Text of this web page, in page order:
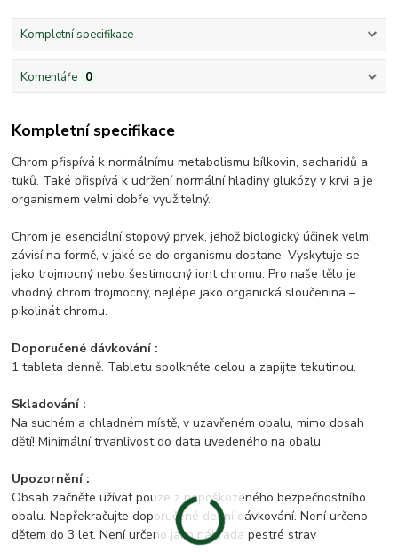
Kompletní specifikace
Komentáře 0
Kompletní specifikace
Chrom přispívá k normálnímu metabolismu bílkovin, sacharidů a
tuků. Také přispívá k udržení normální hladiny glukózy v krvi a je
organismem velmi dobře využitelný.
Chrom je esenciální stopový prvek, jehož biologický účinek velmi
závisí na formě, v jaké se do organismu dostane. Vyskytuje se
jako trojmocný nebo šestimocný iont chromu. Pro naše tělo je
vhodný chrom trojmocný, nejlépe jako organická sloučenina –
pikolinát chromu.
Doporučené dávkování :
1 tableta denně. Tabletu spolkněte celou a zapijte tekutinou.
Skladování :
Na suchém a chladném místě, v uzavřeném obalu, mimo dosah
dětí! Minimální trvanlivost do data uvedeného na obalu.
Upozornění :
Obsah začněte užívat pouze z nepoškozeného bezpečnostního
obalu. Nepřekračujte doporučené denní dávkování. Není určeno
dětem do 3 let. Není určeno jako náhrada pestré strav